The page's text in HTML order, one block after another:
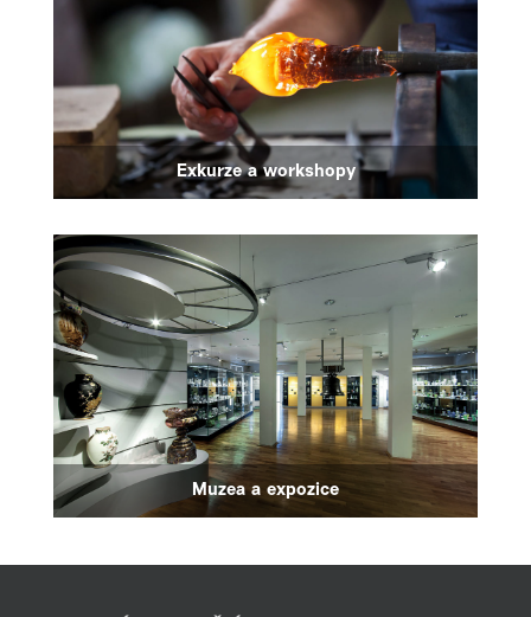
Exkurze a workshopy
Muzea a expozice